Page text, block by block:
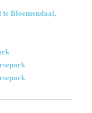
Bloemendaal,